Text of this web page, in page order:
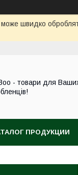
швидко
- товари для
ПРОДУКЦИИ